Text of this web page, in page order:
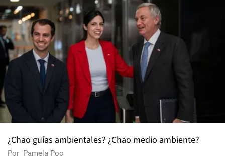
¿Chao guías ambientales? ¿Chao medio ambiente?
Por Pamela Poo